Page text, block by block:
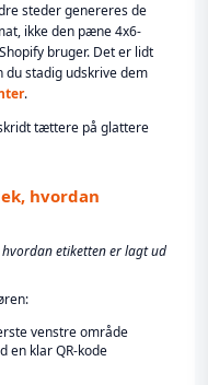
steder genereres de
ikke den pæne 4x6-
bruger. Det er lidt
stadig udskrive dem
.
tættere på glattere
hvordan
etiketten er lagt ud
venstre område
en klar QR-kode